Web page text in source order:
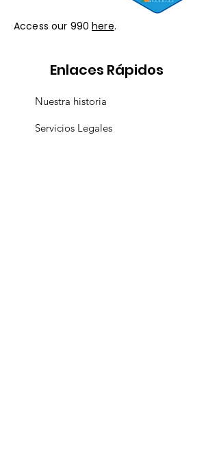
Access our 990here.
Enlaces Rápidos
Nuestra historia
Servicios Legales